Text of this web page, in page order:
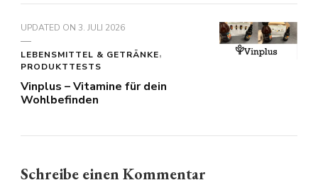
UPDATED ON 3. JULI 2026
LEBENSMITTEL & GETRÄNKE
PRODUKTTESTS
Vinplus – Vitamine für dein
Wohlbefinden
Schreibe einen Kommentar